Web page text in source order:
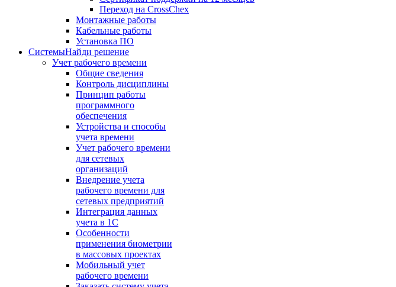
Переход на CrossChex
Монтажные работы
Кабельные работы
Установка ПО
СистемыНайди решение
Учет рабочего времени
Общие сведения
Контроль дисциплины
Принцип работы
программного
обеспечения
Устройства и способы
учета времени
Учет рабочего времени
для сетевых
организаций
Внедрение учета
рабочего времени для
сетевых предприятий
Интеграция данных
учета в 1С
Особенности
применения биометрии
в массовых проектах
Мобильный учет
рабочего времени